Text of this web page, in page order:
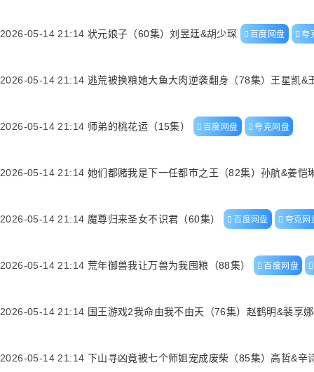
2026-05-14 21:14 状元娘子（60集）刘昱廷&胡少琛 百度网盘 夸
2026-05-14 21:14 逃荒被换粮她大鱼大肉逆袭翻身（78集）王星凯&
2026-05-14 21:14 师弟的桃花运（15集） 百度网盘 夸克网盘
2026-05-14 21:14 她们都赌我是下一任都市之王（82集）孙航&姜恺
2026-05-14 21:14 魔尊归来圣女不识君（60集） 百度网盘 夸克网
2026-05-14 21:14 荒年御兽我让万兽为我囤粮（88集） 百度网盘
2026-05-14 21:14 国王游戏2我命由我不由天（76集）赵鹤明&裴享
2026-05-14 21:14 下山寻凶竟被七个师姐宠成废柴（85集）高哲&辛